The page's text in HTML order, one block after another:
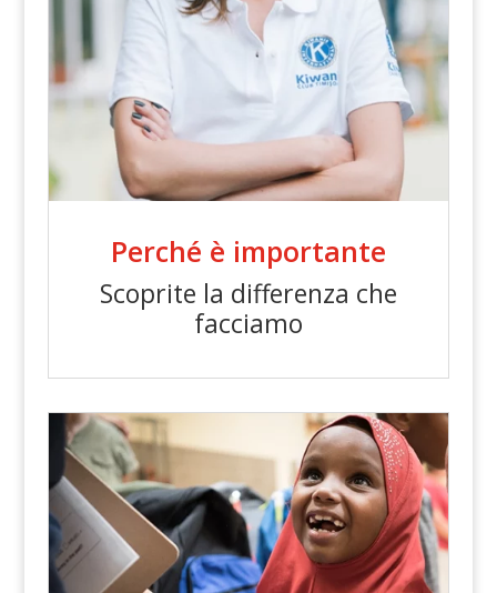
Perché è importante
Scoprite la differenza che
facciamo